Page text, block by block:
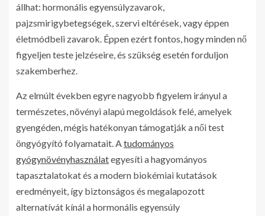
állhat: hormonális egyensúlyzavarok,
pajzsmirigybetegségek, szervi eltérések, vagy éppen
életmódbeli zavarok. Éppen ezért fontos, hogy minden nő
figyeljen teste jelzéseire, és szükség esetén forduljon
szakemberhez.
Az elmúlt években egyre nagyobb figyelem irányul a
természetes, növényi alapú megoldások felé, amelyek
gyengéden, mégis hatékonyan támogatják a női test
öngyógyító folyamatait. A tudományos
gyógynövényhasználategyesíti a hagyományos
tapasztalatokat és a modern biokémiai kutatások
eredményeit, így biztonságos és megalapozott
alternatívát kínál a hormonális egyensúly